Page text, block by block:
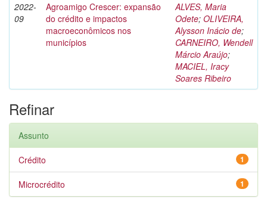
2022-
09
Agroamigo Crescer: expansão
do crédito e impactos
macroeconômicos nos
municípios
ALVES, Maria
Odete; OLIVEIRA,
Alysson Inácio de;
CARNEIRO, Wendell
Márcio Araújo;
MACIEL, Iracy
Soares Ribeiro
Refinar
Assunto
1
Crédito
1
Microcrédito